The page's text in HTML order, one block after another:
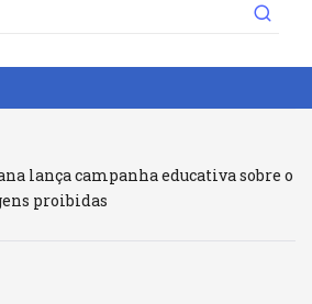
lança campanha educativa sobre o
proibidas